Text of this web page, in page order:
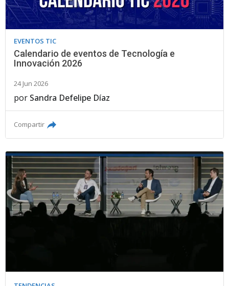
EVENTOS TIC
Calendario de eventos de Tecnología e
Innovación 2026
24 Jun 2026
por Sandra Defelipe Díaz
Compartir